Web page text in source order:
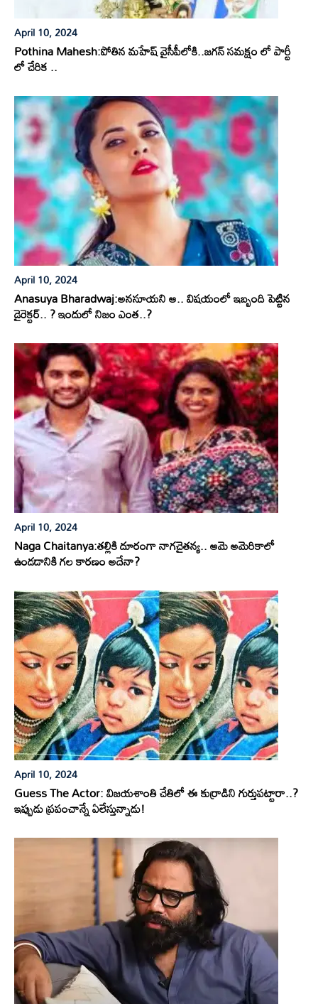
April 10, 2024
Pothina Mahesh:పోతిన మహేష్ వైసీపీలోకి..జగన్ సమక్షం లో పార్టీ
లో చేరిక ..
April 10, 2024
Anasuya Bharadwaj:అనసూయని ఆ.. విషయంలో ఇబ్బంది పెట్టిన
డైరెక్టర్.. ? ఇందులో నిజం ఎంత..?
April 10, 2024
Naga Chaitanya:తల్లికి దూరంగా నాగచైతన్య.. ఆమె అమెరికాలో
ఉండడానికి గల కారణం అదేనా?
April 10, 2024
Guess The Actor: విజయశాంతి చేతిలో ఈ కుర్రాడిని గుర్తుపట్టారా..?
ఇప్పుడు ప్రపంచాన్నే ఏలేస్తున్నాడు!